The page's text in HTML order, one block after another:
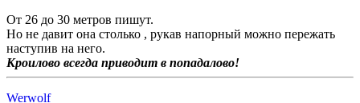
От 26 до 30 метров пишут.
Но не давит она столько , рукав напорный можно пережать
наступив на него.
Кроилово всегда приводит в попадалово!
Werwolf